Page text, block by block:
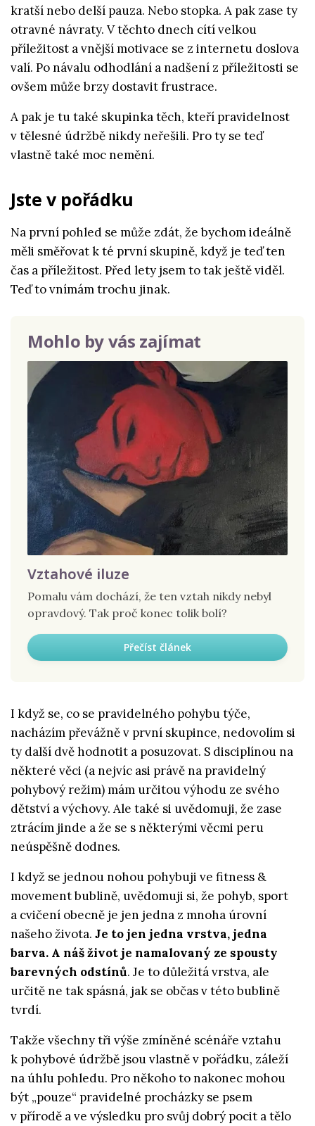
kratší nebo delší pauza. Nebo stopka. A pak zase ty
otravné návraty. V těchto dnech cítí velkou
příležitost a vnější motivace se z internetu doslova
valí. Po návalu odhodlání a nadšení z příležitosti se
ovšem může brzy dostavit frustrace.
A pak je tu také skupinka těch, kteří pravidelnost
v tělesné údržbě nikdy neřešili. Pro ty se teď
vlastně také moc nemění.
Jste v pořádku
Na první pohled se může zdát, že bychom ideálně
měli směřovat k té první skupině, když je teď ten
čas a příležitost. Před lety jsem to tak ještě viděl.
Teď to vnímám trochu jinak.
Mohlo by vás zajímat
Vztahové iluze
Pomalu vám dochází, že ten vztah nikdy nebyl
opravdový. Tak proč konec tolik bolí?
Přečíst článek
I když se, co se pravidelného pohybu týče,
nacházím převážně v první skupince, nedovolím si
ty další dvě hodnotit a posuzovat. S disciplínou na
některé věci (a nejvíc asi právě na pravidelný
pohybový režim) mám určitou výhodu ze svého
dětství a výchovy. Ale také si uvědomuji, že zase
ztrácím jinde a že se s některými věcmi peru
neúspěšně dodnes.
I když se jednou nohou pohybuji ve fitness &
movement bublině, uvědomuji si, že pohyb, sport
a cvičení obecně je jen jedna z mnoha úrovní
našeho života. Je to jen jedna vrstva, jedna
barva. A náš život je namalovaný ze spousty
barevných odstínů. Je to důležitá vrstva, ale
určitě ne tak spásná, jak se občas v této bublině
tvrdí.
Takže všechny tři výše zmíněné scénáře vztahu
k pohybové údržbě jsou vlastně v pořádku, záleží
na úhlu pohledu. Pro někoho to nakonec mohou
být „pouze“ pravidelné procházky se psem
v přírodě a ve výsledku pro svůj dobrý pocit a tělo